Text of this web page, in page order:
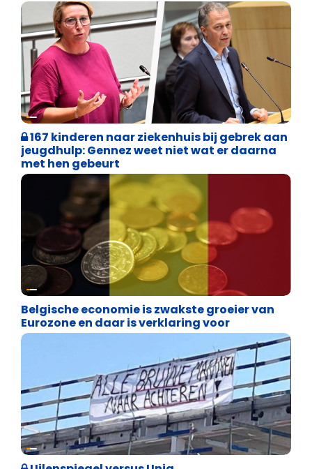
Binnenland politiek
167 kinderen naar ziekenhuis bij gebrek aan
jeugdhulp: Gennez weet niet wat er daarna
met hen gebeurt
Binnenland politiek
Belgische economie is zwakste groeier van
Eurozone en daar is verklaring voor
Cultuuroorlog